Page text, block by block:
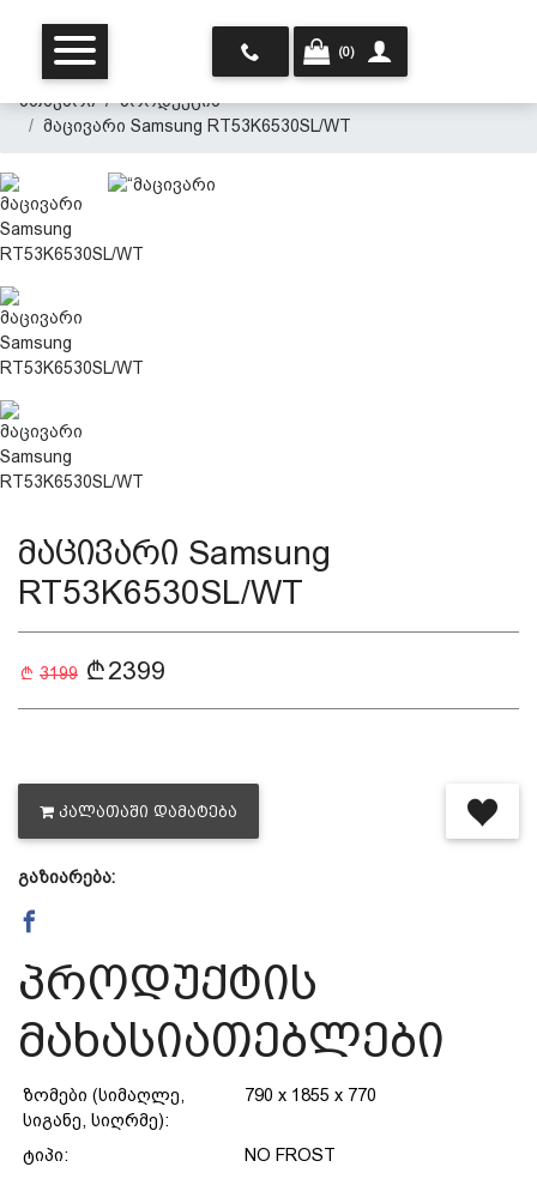
მთავარი
ჩვენ შესახებ
პროდუქცია
დაცვის პოლიტიკა
მიწოდების პირობები
წესები და პირობები
დაბრუნება და გადაცვლის
(0)
მთავარი
პროდუქცია
მაცივარი Samsung RT53K6530SL/WT
მაცივარი Samsung
RT53K6530SL/WT
3199 2399
ᲙᲐᲚᲐᲗᲐᲨᲘ ᲓᲐᲛᲐᲢᲔᲑᲐ
გაზიარება:
პროდუქტის
მახასიათებლები
ზომები (სიმაღლე,
სიგანე, სიღრმე):
790 x 1855 x 770
ტიპი:
NO FROST